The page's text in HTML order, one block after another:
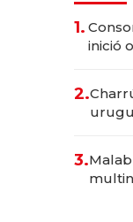
1.
inició
2.
3.